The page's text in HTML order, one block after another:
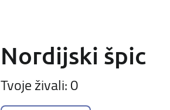
Nordijski špic
Tvoje živali: 0